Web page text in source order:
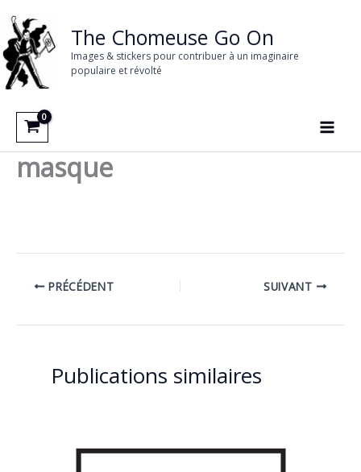
au
contenu
The Chomeuse Go On
Images & stickers pour contribuer à un imaginaire
populaire et révolté
masque
PRÉCÉDENT SUIVANT
Publications similaires